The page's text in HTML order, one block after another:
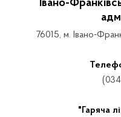
Івано-
76015, м. Івано-
"Гаряча